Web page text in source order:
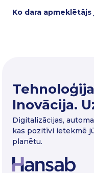
Ko dara
Inovācija.
Digitalizācijas,
kas pozitīvi ietekmē
planētu.